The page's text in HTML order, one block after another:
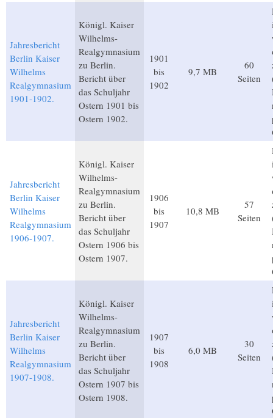
Jahresbericht
Berlin Kaiser
Wilhelms
Realgymnasium
1901-1902.
Königl. Kaiser
Wilhelms-
Realgymnasium
zu Berlin.
Bericht über
das Schuljahr
Ostern 1901 bis
Ostern 1902.
1901
bis
1902
9,7 MB
60
Seiten
Jahresbericht
Berlin Kaiser
Wilhelms
Realgymnasium
1906-1907.
Königl. Kaiser
Wilhelms-
Realgymnasium
zu Berlin.
Bericht über
das Schuljahr
Ostern 1906 bis
Ostern 1907.
1906
bis
1907
10,8 MB
57
Seiten
Jahresbericht
Berlin Kaiser
Wilhelms
Realgymnasium
1907-1908.
Königl. Kaiser
Wilhelms-
Realgymnasium
zu Berlin.
Bericht über
das Schuljahr
Ostern 1907 bis
Ostern 1908.
1907
bis
1908
6,0 MB
30
Seiten